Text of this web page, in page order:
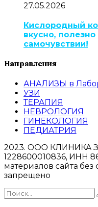
27.05.2026
Кислородный
вкусно,
самочувствии!
Направления
АНАЛИЗЫ в
УЗИ
ТЕРАПИЯ
НЕВРОЛОГИЯ
ГИНЕКОЛОГИЯ
ПЕДИАТРИЯ
2023. ООО КЛИНИКА
1228600010836, ИНН
материалов сайта без
запрещено